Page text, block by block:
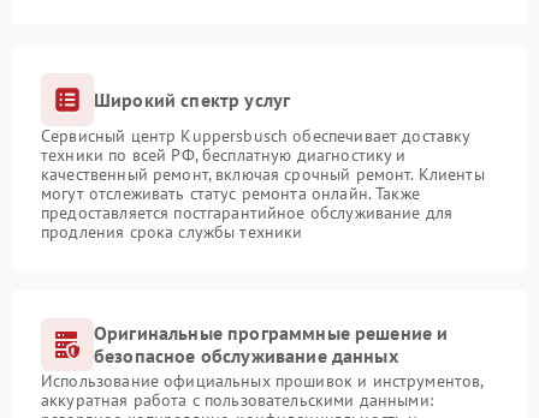
Широкий спектр услуг
Сервисный центр Kuppersbusch обеспечивает доставку
техники по всей РФ, бесплатную диагностику и
качественный ремонт, включая срочный ремонт. Клиенты
могут отслеживать статус ремонта онлайн. Также
предоставляется постгарантийное обслуживание для
продления срока службы техники
Оригинальные программные решение и
безопасное обслуживание данных
Использование официальных прошивок и инструментов,
аккуратная работа с пользовательскими данными: